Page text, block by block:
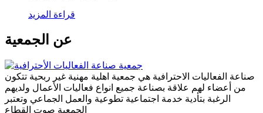
قراءة المزيد
عن الجمعية
صناعة الفعاليات الاحترافية هي جمعية اهلية مهنية غير ربحية تتكون
من أعضاء لهم علاقة بصناعة جميع انواع فعاليات الأعمال ولديهم
الرغبة بتأدية خدمة اجتماعية تطوعية والعمل الجماعي وتعتبر
الجمعية صوت القطاع